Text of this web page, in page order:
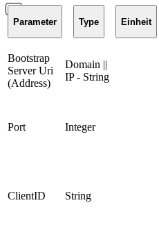
Parameter Type Einheit
Bootstrap
Server Uri
(Address)
Domain ||
IP - String
Port Integer
ClientID String